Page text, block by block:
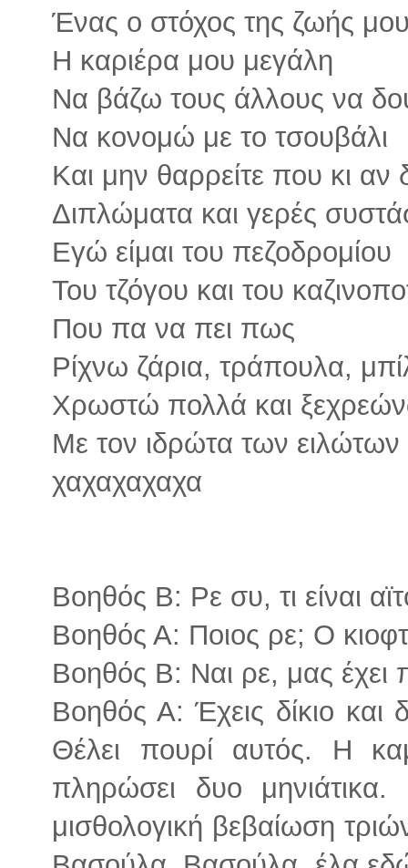
Ένας ο στόχος της ζωής
Η καριέρα μου μεγάλη
Να βάζω τους άλλους να
Να κονομώ με το τσουβάλι
Και μην θαρρείτε που κι αν
Διπλώματα και γερές
Εγώ είμαι του πεζοδρομίου
Του τζόγου και του
Που πα να πει πως
Ρίχνω ζάρια, τράπουλα,
Χρωστώ πολλά και
Με τον ιδρώτα των ειλώτων
χαχαχαχαχα
Βοηθός Β: Ρε συ, τι είναι
Βοηθός Α: Ποιος ρε; Ο
Βοηθός Β: Ναι ρε, μας έχει
Βοηθός Α: Έχεις δίκιο και
Θέλει πουρί αυτός. Η
πληρώσει δυο
μισθολογική βεβαίωση